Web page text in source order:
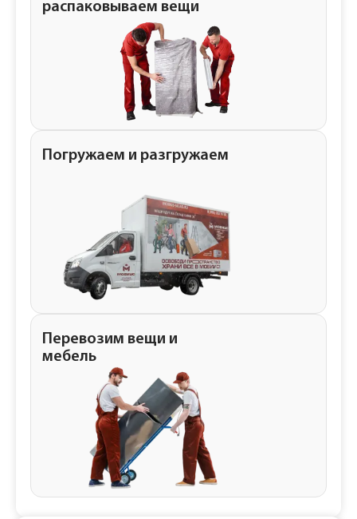
распаковываем вещи
Погружаем и разгружаем
Перевозим вещи и
мебель